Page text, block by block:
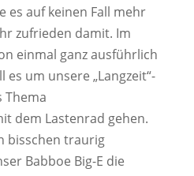
es auf keinen Fall mehr
zufrieden damit. Im
einmal ganz ausführlich
um unsere „Langzeit“-
Thema
dem Lastenrad gehen.
bisschen traurig
Babboe Big-E die